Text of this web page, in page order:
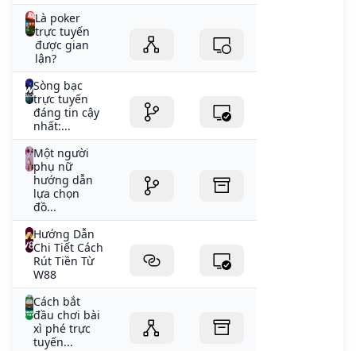
Là poker
trực tuyến
được gian
lận?
Sòng bạc
trực tuyến
đáng tin cậy
nhất:...
Một người
phụ nữ
hướng dẫn
lựa chọn
đồ...
Hướng Dẫn
Chi Tiết Cách
Rút Tiền Từ
W88
Cách bắt
đầu chơi bài
xì phé trực
tuyến...